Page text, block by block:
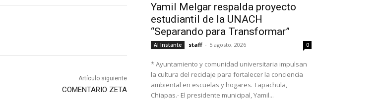
Artículo siguiente
COMENTARIO ZETA
Yamil Melgar respalda proyecto
estudiantil de la UNACH
“Separando para Transformar”
Al Instante staff - 5 agosto, 2026 0
* Ayuntamiento y comunidad universitaria impulsan
la cultura del reciclaje para fortalecer la conciencia
ambiental en escuelas y hogares. Tapachula,
Chiapas.- El presidente municipal, Yamil...